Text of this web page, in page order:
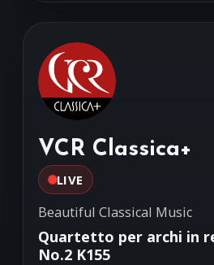
06:30 Sinfonia in do
Massimo Belli,
VCR Classica+
LIVE
Beautiful Classical Music
Quartetto per archi in
No.2 K155